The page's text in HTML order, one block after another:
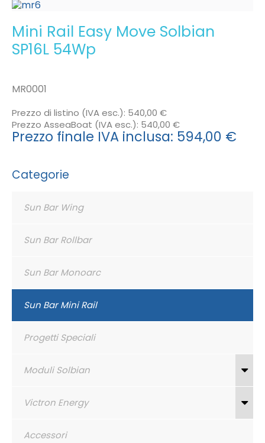
Mini Rail Easy Move Solbian
SP16L 54Wp
MR0001
Prezzo di listino (IVA esc.): 540,00 €
Prezzo AsseaBoat (IVA esc.): 540,00 €
Prezzo finale IVA inclusa: 594,00 €
Categorie
Sun Bar Wing
Sun Bar Rollbar
Sun Bar Monoarc
Sun Bar Mini Rail
Progetti Speciali
Moduli Solbian
Victron Energy
Accessori